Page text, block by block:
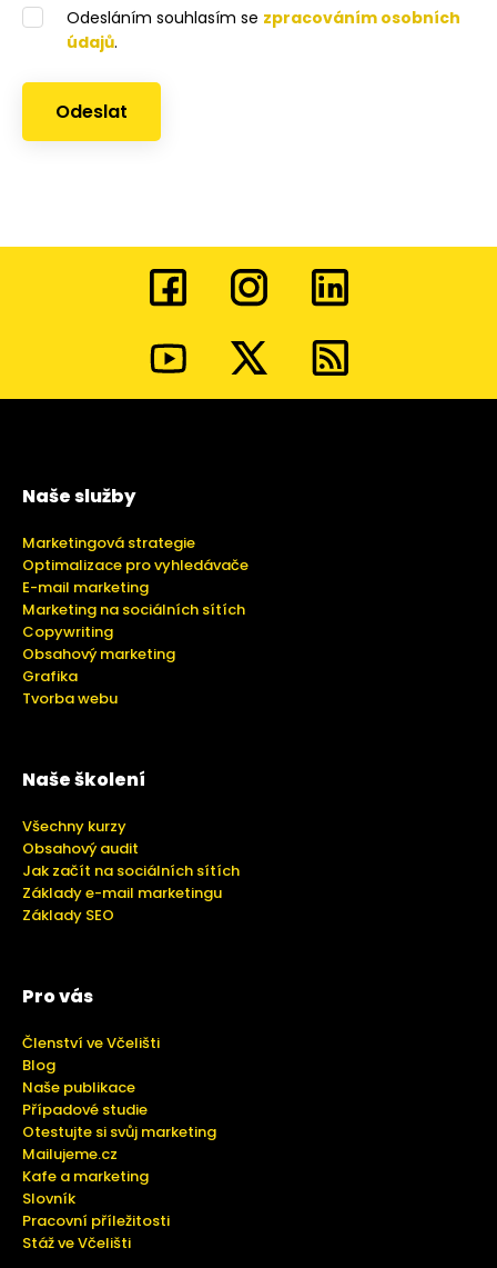
Odesláním souhlasím se zpracováním osobních
údajů.
Odeslat
Naše služby
Marketingová strategie
Optimalizace pro vyhledávače
E-mail marketing
Marketing na sociálních sítích
Copywriting
Obsahový marketing
Grafika
Tvorba webu
Naše školení
Všechny kurzy
Obsahový audit
Jak začít na sociálních sítích
Základy e-mail marketingu
Základy SEO
Pro vás
Členství ve Včelišti
Blog
Naše publikace
Případové studie
Otestujte si svůj marketing
Mailujeme.cz
Kafe a marketing
Slovník
Pracovní příležitosti
Stáž ve Včelišti